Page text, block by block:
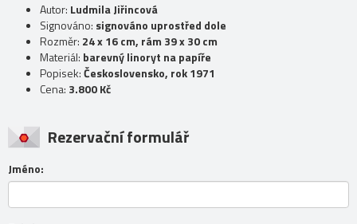
Autor: Ludmila Jiřincová
Signováno: signováno uprostřed dole
Rozměr: 24 x 16 cm, rám 39 x 30 cm
Materiál: barevný linoryt na papíře
Popisek:Československo, rok 1971
Cena: 3.800 Kč
Rezervační formulář
Jméno: